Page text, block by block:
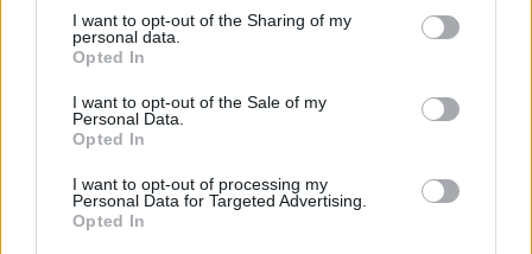
not limited to your visit or usage behaviour. You may click to
grant or deny consent to Google and its third-party tags to
use your data for below specified purposes in below Google
consent section.
I want to opt-out of the Sharing of my
personal data.
Opted In
I want to opt-out of the Sale of my
Personal Data.
Opted In
I want to opt-out of processing my
Personal Data for Targeted Advertising.
Opted In
A Városi Tömegközlekedési Dolgozók
Szakszervezeti Szövetsége később ismerteti
(Index)